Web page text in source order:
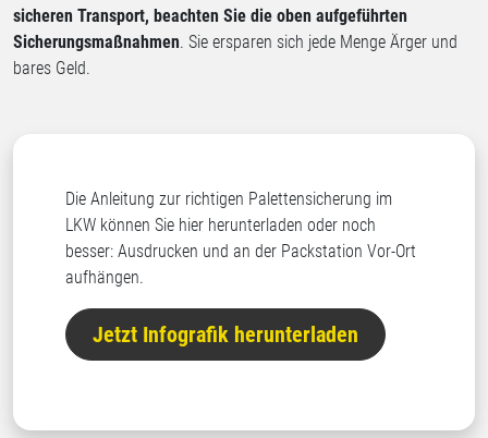
sicheren Transport, beachten Sie die oben aufgeführten
Sicherungsmaßnahmen. Sie ersparen sich jede Menge Ärger und
bares Geld.
Die Anleitung zur richtigen Palettensicherung im
LKW können Sie hier herunterladen oder noch
besser: Ausdrucken und an der Packstation Vor-Ort
aufhängen.
Jetzt Infografik herunterladen